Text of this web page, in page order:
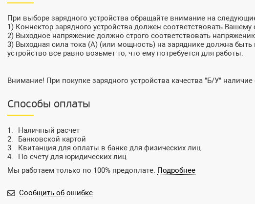
При выборе зарядного устройства обращайте внимание на
1) Коннектор зарядного устройства должен соответствовать
2) Выходное напряжение должно строго соответствовать
3) Выходная сила тока (А) (или мощность) на заряднике должна быть
устройство все равно возьмет то, что ему потребуется для работы.
Внимание! При покупке зарядного устройства качества "Б/У"
Способы оплаты
Наличный расчет
Банковской картой
Квитанция для оплаты в банке для физических лиц
По счету для юридических лиц
Мы работаем только по 100% предоплате. Подробнее
Сообщить об ошибке